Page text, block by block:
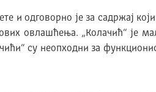
и одговорно је за садржај
овлашћења. „Колачић“ је
су неопходни за